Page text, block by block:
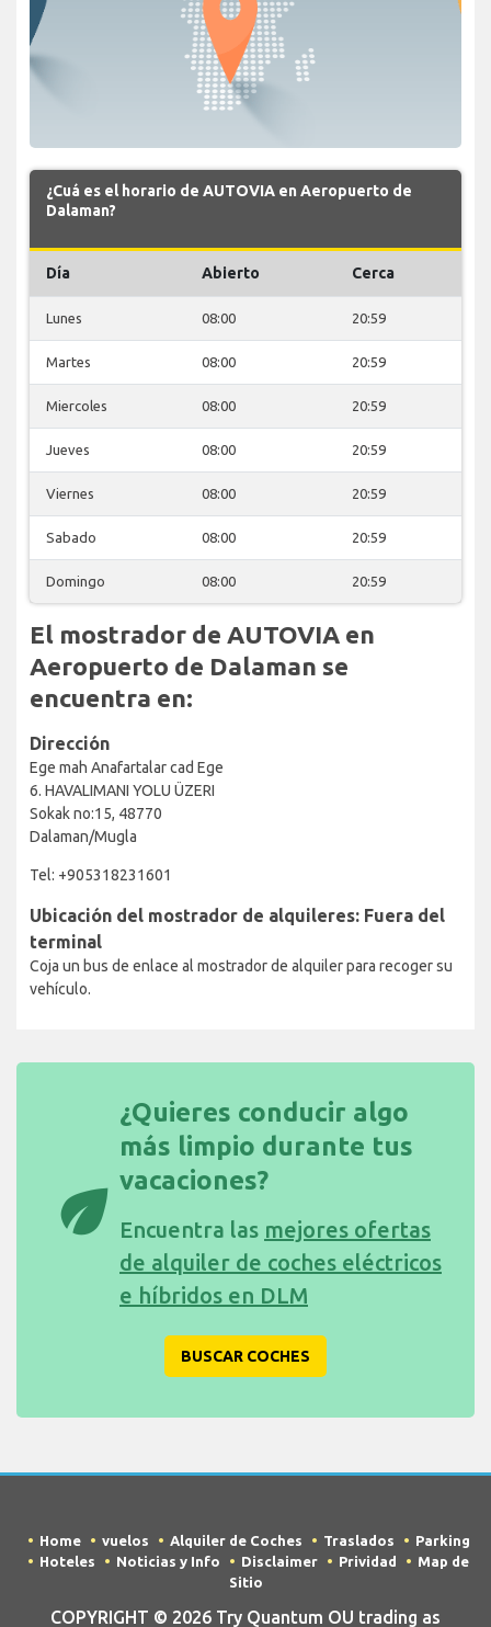
¿Cuá es el horario de AUTOVIA en Aeropuerto de
Dalaman?
Día Abierto Cerca
Lunes 08:00 20:59
Martes 08:00 20:59
Miercoles 08:00 20:59
Jueves 08:00 20:59
Viernes 08:00 20:59
Sabado 08:00 20:59
Domingo 08:00 20:59
El mostrador de AUTOVIA en
Aeropuerto de Dalaman se
encuentra en:
Dirección
Ege mah Anafartalar cad Ege
6. HAVALIMANI YOLU ÜZERI
Sokak no:15, 48770
Dalaman/Mugla
Tel: +905318231601
Ubicación del mostrador de alquileres: Fuera del
terminal
Coja un bus de enlace al mostrador de alquiler para recoger su
vehículo.
eco
¿Quieres conducir algo
más limpio durante tus
vacaciones?
Encuentra las mejores ofertas
de alquiler de coches eléctricos
e híbridos en DLM
BUSCAR COCHES
Home vuelos Alquiler de Coches Traslados
Parking
Hoteles
Noticias y Info Disclaimer Prividad
Map de
Sitio
COPYRIGHT © 2026 Try Quantum OU trading as